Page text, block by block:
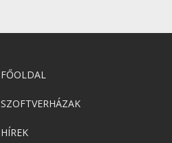
FŐOLDAL
SZOFTVERHÁZAK
HÍREK